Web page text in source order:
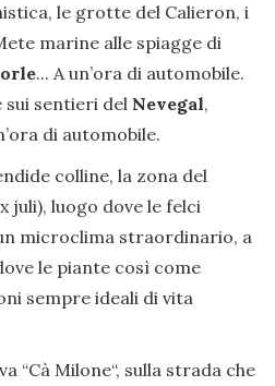
le grotte del Calieron, i
marine alle spiagge di
... A un’ora di automobile.
sui sentieri del Nevegal,
di automobile.
colline, la zona del
juli), luogo dove le felci
microclima straordinario, a
le piante così come
sempre ideali di vita
“Cà Milone“, sulla strada che